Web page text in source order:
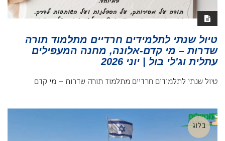
טיול שנתי לתלמידים חרדיים מתלמוד תורה
שדרות – מי קדם-אלונה, מחנה המעפילים
עתלית וג'לי בול | יוני 2026
טיול שנתי לתלמידים חרדיים מתלמוד תורה שדרות – מי קדם
בלוג